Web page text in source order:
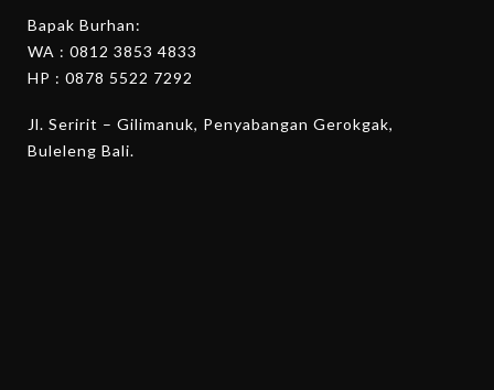
Bapak Burhan:
WA : 0812 3853 4833
HP : 0878 5522 7292
Jl. Seririt – Gilimanuk, Penyabangan Gerokgak,
Buleleng Bali.